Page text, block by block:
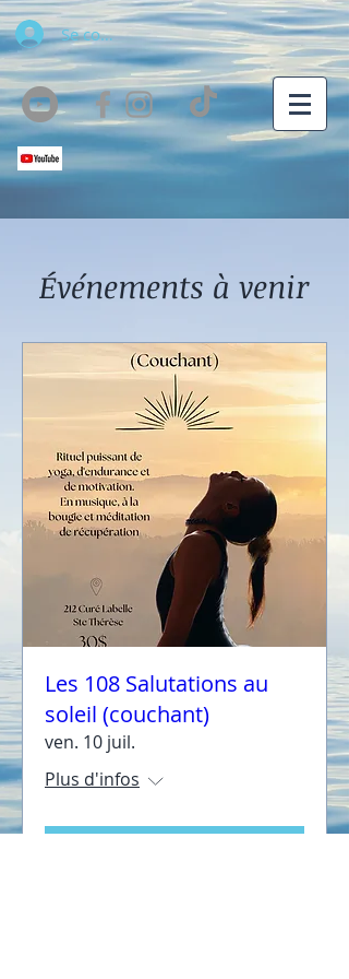
Se connecter
Événements à venir
Les 108 Salutations au
soleil (couchant)
ven. 10 juil.
Plus d'infos